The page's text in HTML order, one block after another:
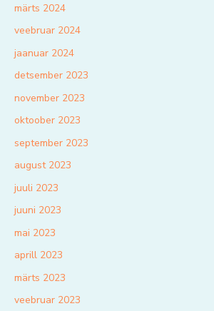
märts 2024
veebruar 2024
jaanuar 2024
detsember 2023
november 2023
oktoober 2023
september 2023
august 2023
juuli 2023
juuni 2023
mai 2023
aprill 2023
märts 2023
veebruar 2023